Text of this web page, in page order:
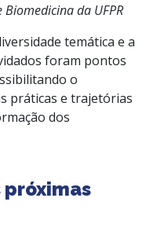
Biomedicina da UFPR
temática e a
foram pontos
o
práticas e trajetórias
dos
próximas